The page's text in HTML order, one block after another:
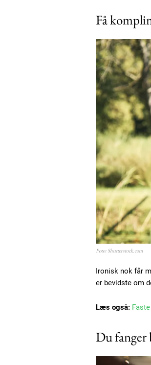
Få
Foto: Shutterstock.com
Ironisk nok får
er bevidste om
Læs også:
Du fanger